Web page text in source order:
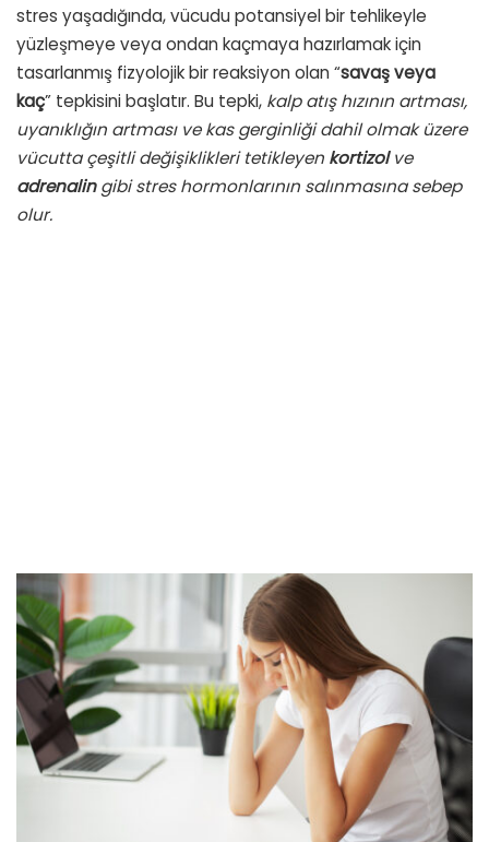
stres yaşadığında, vücudu potansiyel bir tehlikeyle
yüzleşmeye veya ondan kaçmaya hazırlamak için
tasarlanmış fizyolojik bir reaksiyon olan “savaş veya
kaç” tepkisini başlatır. Bu tepki, kalp atış hızının artması,
uyanıklığın artması ve kas gerginliği dahil olmak üzere
vücutta çeşitli değişiklikleri tetikleyen kortizolve
adrenalingibi stres hormonlarının salınmasına sebep
olur.